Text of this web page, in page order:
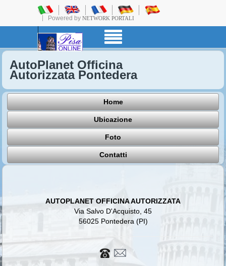
Powered by NETWORK PORTALI
AutoPlanet Officina
Autorizzata Pontedera
Home
Ubicazione
Foto
Contatti
AUTOPLANET OFFICINA AUTORIZZATA
Via Salvo D'Acquisto, 45
56025 Pontedera (PI)